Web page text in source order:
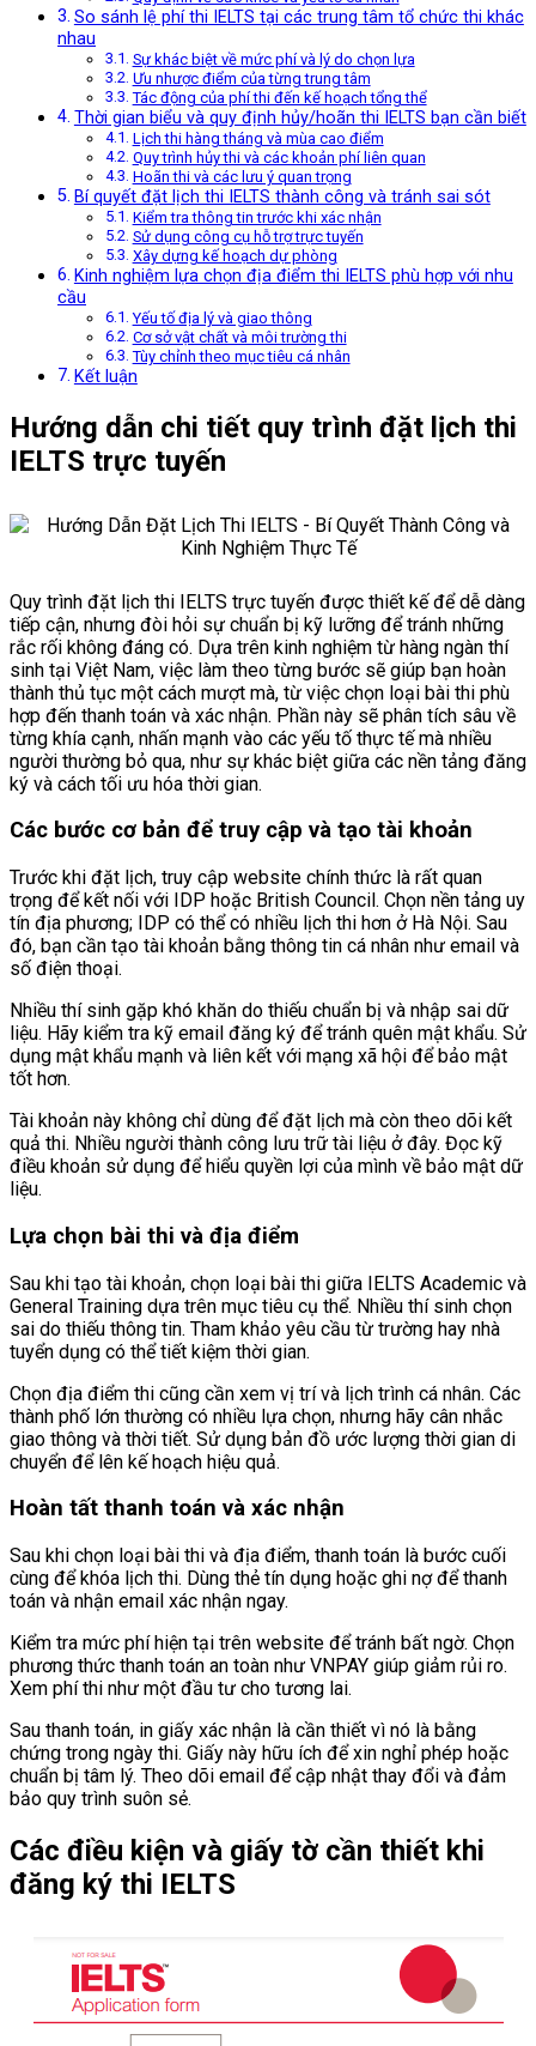
So sánh lệ phí thi IELTS tại các trung tâm tổ chức thi khác
nhau
Sự khác biệt về mức phí và lý do chọn lựa
Ưu nhược điểm của từng trung tâm
Tác động của phí thi đến kế hoạch tổng thể
Thời gian biểu và quy định hủy/hoãn thi IELTS bạn cần biết
Lịch thi hàng tháng và mùa cao điểm
Quy trình hủy thi và các khoản phí liên quan
Hoãn thi và các lưu ý quan trọng
Bí quyết đặt lịch thi IELTS thành công và tránh sai sót
Kiểm tra thông tin trước khi xác nhận
Sử dụng công cụ hỗ trợ trực tuyến
Xây dựng kế hoạch dự phòng
Kinh nghiệm lựa chọn địa điểm thi IELTS phù hợp với nhu
cầu
Yếu tố địa lý và giao thông
Cơ sở vật chất và môi trường thi
Tùy chỉnh theo mục tiêu cá nhân
Kết luận
Hướng dẫn chi tiết quy trình đặt lịch thi
IELTS trực tuyến
Quy trình đặt lịch thi IELTS trực tuyến được thiết kế để dễ dàng
tiếp cận, nhưng đòi hỏi sự chuẩn bị kỹ lưỡng để tránh những
rắc rối không đáng có. Dựa trên kinh nghiệm từ hàng ngàn thí
sinh tại Việt Nam, việc làm theo từng bước sẽ giúp bạn hoàn
thành thủ tục một cách mượt mà, từ việc chọn loại bài thi phù
hợp đến thanh toán và xác nhận. Phần này sẽ phân tích sâu về
từng khía cạnh, nhấn mạnh vào các yếu tố thực tế mà nhiều
người thường bỏ qua, như sự khác biệt giữa các nền tảng đăng
ký và cách tối ưu hóa thời gian.
Các bước cơ bản để truy cập và tạo tài khoản
Trước khi đặt lịch, truy cập website chính thức là rất quan
trọng để kết nối với IDP hoặc British Council. Chọn nền tảng uy
tín địa phương; IDP có thể có nhiều lịch thi hơn ở Hà Nội. Sau
đó, bạn cần tạo tài khoản bằng thông tin cá nhân như email và
số điện thoại.
Nhiều thí sinh gặp khó khăn do thiếu chuẩn bị và nhập sai dữ
liệu. Hãy kiểm tra kỹ email đăng ký để tránh quên mật khẩu. Sử
dụng mật khẩu mạnh và liên kết với mạng xã hội để bảo mật
tốt hơn.
Tài khoản này không chỉ dùng để đặt lịch mà còn theo dõi kết
quả thi. Nhiều người thành công lưu trữ tài liệu ở đây. Đọc kỹ
điều khoản sử dụng để hiểu quyền lợi của mình về bảo mật dữ
liệu.
Lựa chọn bài thi và địa điểm
Sau khi tạo tài khoản, chọn loại bài thi giữa IELTS Academic và
General Training dựa trên mục tiêu cụ thể. Nhiều thí sinh chọn
sai do thiếu thông tin. Tham khảo yêu cầu từ trường hay nhà
tuyển dụng có thể tiết kiệm thời gian.
Chọn địa điểm thi cũng cần xem vị trí và lịch trình cá nhân. Các
thành phố lớn thường có nhiều lựa chọn, nhưng hãy cân nhắc
giao thông và thời tiết. Sử dụng bản đồ ước lượng thời gian di
chuyển để lên kế hoạch hiệu quả.
Hoàn tất thanh toán và xác nhận
Sau khi chọn loại bài thi và địa điểm, thanh toán là bước cuối
cùng để khóa lịch thi. Dùng thẻ tín dụng hoặc ghi nợ để thanh
toán và nhận email xác nhận ngay.
Kiểm tra mức phí hiện tại trên website để tránh bất ngờ. Chọn
phương thức thanh toán an toàn như VNPAY giúp giảm rủi ro.
Xem phí thi như một đầu tư cho tương lai.
Sau thanh toán, in giấy xác nhận là cần thiết vì nó là bằng
chứng trong ngày thi. Giấy này hữu ích để xin nghỉ phép hoặc
chuẩn bị tâm lý. Theo dõi email để cập nhật thay đổi và đảm
bảo quy trình suôn sẻ.
Các điều kiện và giấy tờ cần thiết khi
đăng ký thi IELTS